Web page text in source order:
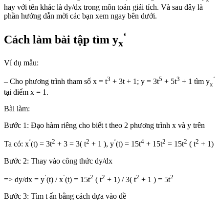
hay với tên khác là dy/dx trong môn toán giải tích. Và sau đây là
phần hướng dẫn mời các bạn xem ngay bên dưới.
Cách làm bài tập tìm yx
‘
Ví dụ mẫu:
– Cho phương trình tham số x = t3 + 3t + 1; y = 3t5 + 5t3 + 1 tìm yx
‘
tại điểm x = 1.
Bài làm:
Bước 1: Đạo hàm riêng cho biết t theo 2 phương trình x và y trên
Ta có: x‘(t) = 3t2 + 3 = 3( t2 + 1 ), y‘(t) = 15t4 + 15t2 = 15t2 ( t2 + 1)
Bước 2: Thay vào công thức dy/dx
=> dy/dx = y‘(t) / x‘(t) = 15t2 ( t2 + 1) / 3( t2 + 1 ) = 5t2
Bước 3: Tìm t ẩn bằng cách dựa vào đề